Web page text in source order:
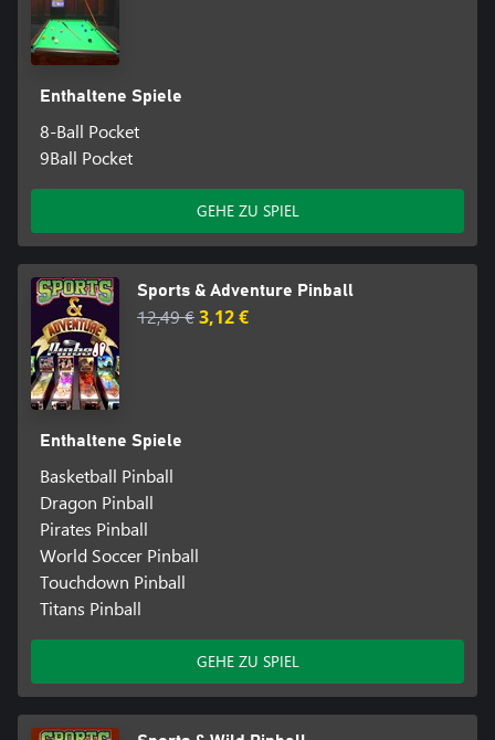
Enthaltene Spiele
8-Ball Pocket
9Ball Pocket
GEHE ZU SPIEL
Sports & Adventure Pinball
12,49 €3,12 €
Enthaltene Spiele
Basketball Pinball
Dragon Pinball
Pirates Pinball
World Soccer Pinball
Touchdown Pinball
Titans Pinball
GEHE ZU SPIEL